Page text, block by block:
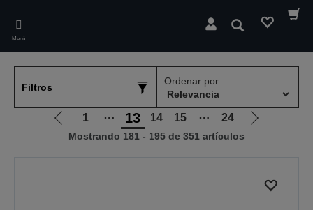
main
content
Menú
Buscar
Filtros
Ordenar por:
Ir
1 ⋯ 13 14 15 ⋯ 24
Ir
siguiente
Mostrando 181 - 195 de 351 artículos